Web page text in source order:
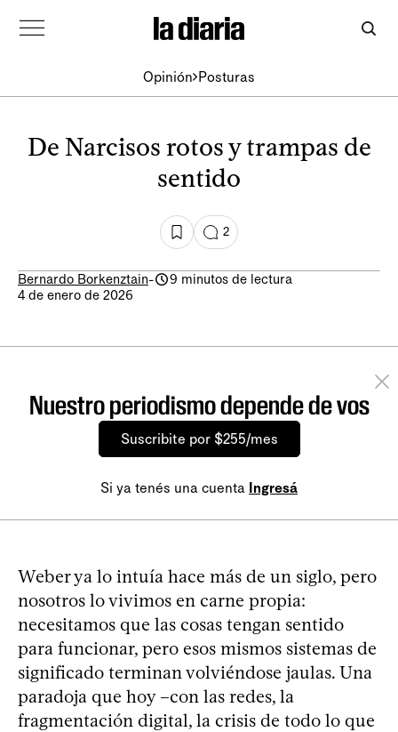
Opinión Posturas
De Narcisos rotos y trampas de
sentido
2
Bernardo Borkenztain-
9 minutos de lectura
4 de enero de 2026
Nuestro periodismo depende de vos
Suscribite por $255/mes
Si ya tenés una cuenta Ingresá
Weber ya lo intuía hace más de un siglo, pero
nosotros lo vivimos en carne propia:
necesitamos que las cosas tengan sentido
para funcionar, pero esos mismos sistemas de
significado terminan volviéndose jaulas. Una
paradoja que hoy –con las redes, la
fragmentación digital, la crisis de todo lo que